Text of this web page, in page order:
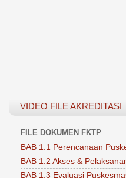
VIDEO FILE AKREDITASI
FILE DOKUMEN FKTP
BAB 1.1 Perencanaan
BAB 1.2 Akses &
BAB 1.3 Evaluasi